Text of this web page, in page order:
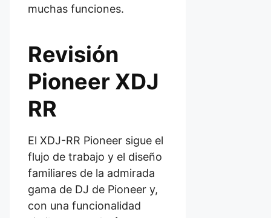
muchas funciones.
Revisión
Pioneer XDJ
RR
El XDJ-RR Pioneer sigue el
flujo de trabajo y el diseño
familiares de la admirada
gama de DJ de Pioneer y,
con una funcionalidad